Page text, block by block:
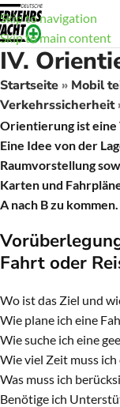
Skip to navigation
Skip to main content
IV.
Startseite» Mobil
Verkehrssicherheit
Orientierung ist eine
Eine Idee von der
Raumvorstellung
Karten und
A nach B zu kommen.
Fahrt oder
Wo ist das Ziel und
Wie plane ich eine
Wie suche ich eine
Wie viel Zeit muss ich
Was muss ich
Benötige ich